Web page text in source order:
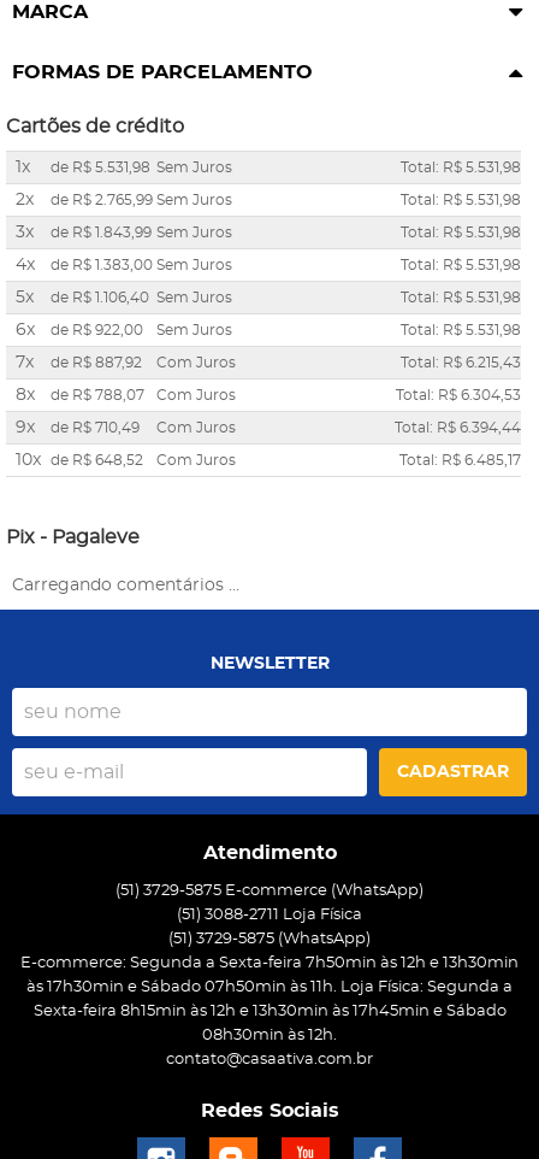
MARCA
FORMAS DE PARCELAMENTO
Cartões de crédito
1x de R$ 5.531,98 Sem Juros Total: R$ 5.531,98
2x de R$ 2.765,99 Sem Juros Total: R$ 5.531,98
3x de R$ 1.843,99 Sem Juros Total: R$ 5.531,98
4x de R$ 1.383,00 Sem Juros Total: R$ 5.531,98
5x de R$ 1.106,40 Sem Juros Total: R$ 5.531,98
6x de R$ 922,00 Sem Juros Total: R$ 5.531,98
7x de R$ 887,92 Com Juros Total: R$ 6.215,43
8x de R$ 788,07 Com Juros Total: R$ 6.304,53
9x de R$ 710,49 Com Juros Total: R$ 6.394,44
10x de R$ 648,52 Com Juros Total: R$ 6.485,17
Pix - Pagaleve
Carregando comentários ...
NEWSLETTER
CADASTRAR
Atendimento
(51) 3729-5875 E-commerce (WhatsApp)
(51) 3088-2711 Loja Física
(51) 3729-5875 (WhatsApp)
E-commerce: Segunda a Sexta-feira 7h50min às 12h e 13h30min
às 17h30min e Sábado 07h50min às 11h. Loja Física: Segunda a
Sexta-feira 8h15min às 12h e 13h30min às 17h45min e Sábado
08h30min às 12h.
contato@casaativa.com.br
Redes Sociais